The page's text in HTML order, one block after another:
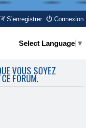
Connexion
S’enregistrer
Select Language ▼
VOUS SOYEZ
FORUM.